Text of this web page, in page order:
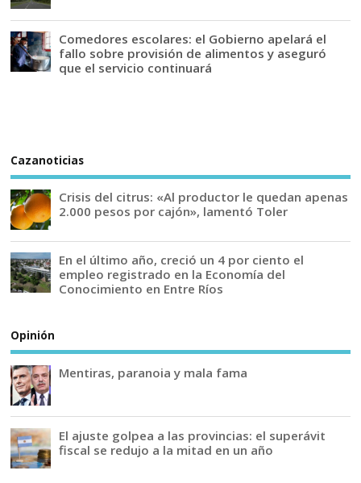
Comedores escolares: el Gobierno apelará el
fallo sobre provisión de alimentos y aseguró
que el servicio continuará
Cazanoticias
Crisis del citrus: «Al productor le quedan apenas
2.000 pesos por cajón», lamentó Toler
En el último año, creció un 4 por ciento el
empleo registrado en la Economía del
Conocimiento en Entre Ríos
Opinión
Mentiras, paranoia y mala fama
El ajuste golpea a las provincias: el superávit
fiscal se redujo a la mitad en un año